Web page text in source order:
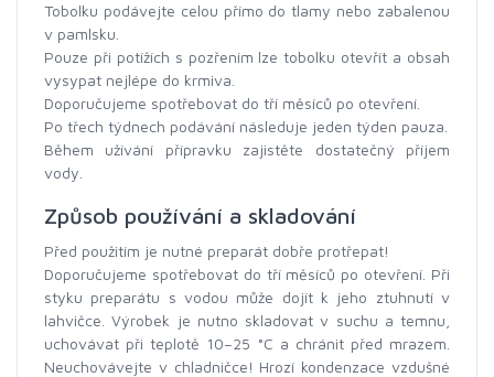
Tobolku podávejte celou přímo do tlamy nebo zabalenou
v pamlsku.
Pouze při potížích s pozřením lze tobolku otevřít a obsah
vysypat nejlépe do krmiva.
Doporučujeme spotřebovat do tří měsíců po otevření.
Po třech týdnech podávání následuje jeden týden pauza.
Během užívání přípravku zajistěte dostatečný příjem
vody.
Způsob používání a skladování
Před použitím je nutné preparát dobře protřepat!
Doporučujeme spotřebovat do tří měsíců po otevření. Při
styku preparátu s vodou může dojít k jeho ztuhnutí v
lahvičce. Výrobek je nutno skladovat v suchu a temnu,
uchovávat při teplotě 10–25 °C a chránit před mrazem.
Neuchovávejte v chladničce! Hrozí kondenzace vzdušné